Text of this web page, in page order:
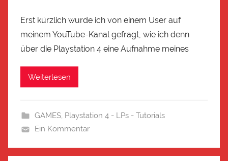
Erst kürzlich wurde ich von einem User auf
meinem YouTube-Kanal gefragt, wie ich denn
über die Playstation 4 eine Aufnahme meines
Weiterlesen
GAMES, Playstation 4 - LPs - Tutorials
Ein Kommentar